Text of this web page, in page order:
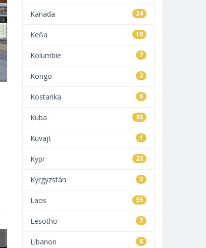
24
Kanada
10
Keňa
7
Kolumbie
2
Kongo
6
Kostarika
35
Kuba
1
Kuvajt
22
Kypr
2
Kyrgyzstán
55
Laos
7
Lesotho
6
Libanon